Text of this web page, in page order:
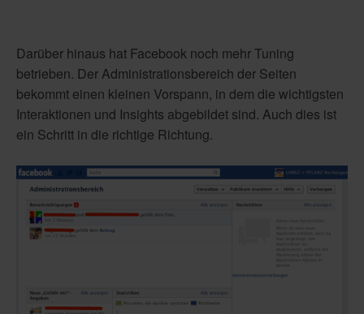
Darüber hinaus hat Facebook noch mehr Tuning
betrieben. Der Administrationsbereich der Seiten
bekommt einen kleinen Vorspann, in dem die wichtigsten
Interaktionen und Insights abgebildet sind. Auch dies ist
ein Schritt in die richtige Richtung.